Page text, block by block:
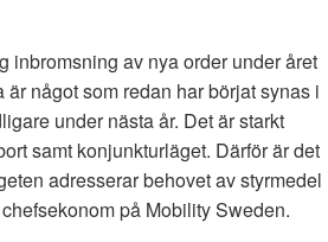
av nya order under året
något som redan har börjat synas i
under nästa år. Det är starkt
samt konjunkturläget. Därför är det
adresserar behovet av styrmedel
på Mobility Sweden.